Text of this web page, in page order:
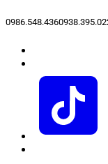
0986.548.436